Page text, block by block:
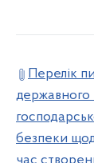
Перелік
державного
безпеки